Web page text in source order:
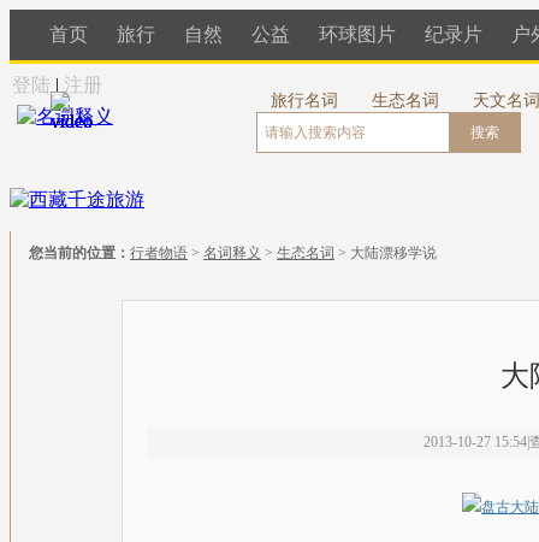
首页 旅行 自然 公益 环球图片 纪录片 户
登陆 | 注册
旅行名词 生态名词 天文名词
搜索
您当前的位置： 行者物语 > 名词释义 > 生态名词 > 大陆漂移学说
大
2013-10-27 15:54